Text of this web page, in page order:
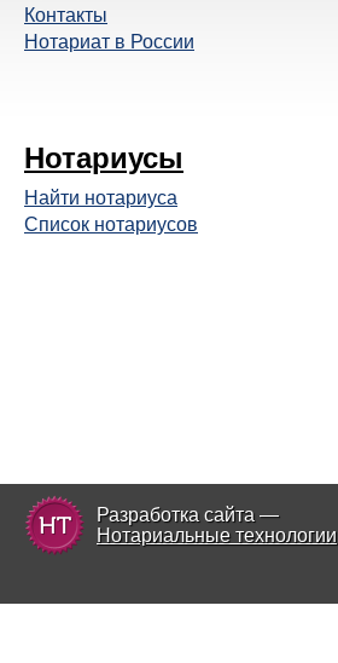
Контакты
Нотариат в России
Нотариусы
Найти нотариуса
Список нотариусов
Разработка сайта —
Нотариальные технологии